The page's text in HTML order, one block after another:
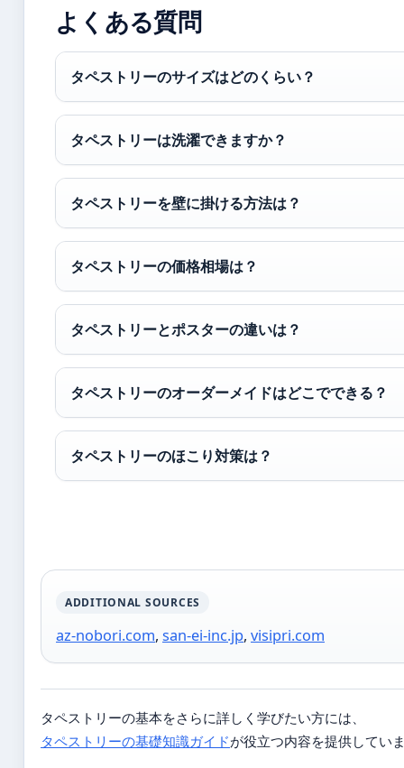
よくある質問
タペストリーのサイズはどのくらい？
タペストリーは洗濯できますか？
タペストリーを壁に掛ける方法は？
タペストリーの価格相場は？
タペストリーとポスターの違いは？
タペストリーのオーダーメイドはどこでできる？
タペストリーのほこり対策は？
ADDITIONAL SOURCES
az-nobori.com, san-ei-inc.jp, visipri.com
タペストリーの基本をさらに詳しく学びたい方には、
タペストリーの基礎知識ガイドが役立つ内容を提供してい